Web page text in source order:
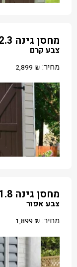
מחסן גינה Skylight 1.9X2.3
צבע קרם
מחיר:
2,899 ₪
מחסן גינה Skylight 1.2X1.8
צבע אפור
מחיר:
1,899 ₪